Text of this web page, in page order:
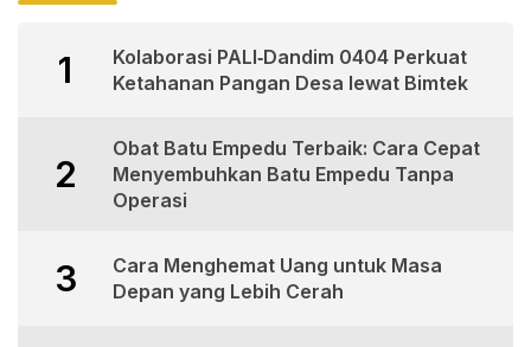
1
Kolaborasi PALI‑Dandim 0404 Perkuat
Ketahanan Pangan Desa lewat Bimtek
2
Obat Batu Empedu Terbaik: Cara Cepat
Menyembuhkan Batu Empedu Tanpa
Operasi
3
Cara Menghemat Uang untuk Masa
Depan yang Lebih Cerah